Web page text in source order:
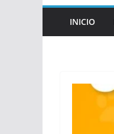
INICIO